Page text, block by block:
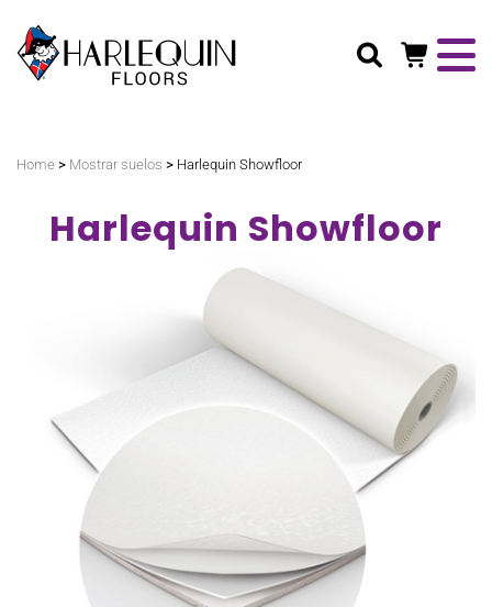
Home > Mostrar suelos > Harlequin Showfloor
Harlequin Showfloor